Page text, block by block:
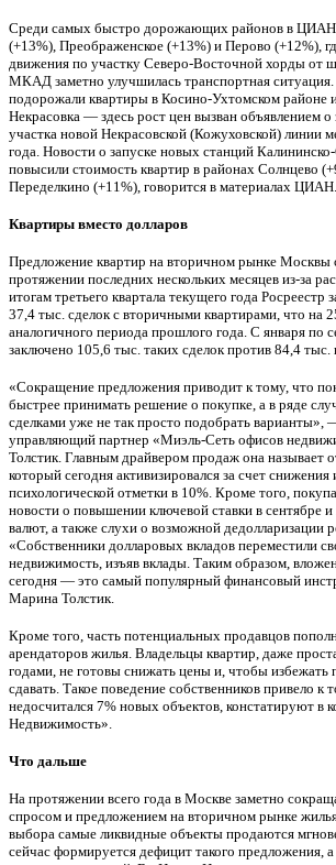
Среди самых быстро дорожающих районов в
(+13%), Преображенское (+13%) и Перово (+12%),
движения по участку Северо-Восточной хорды от
МКАД заметно улучшилась транспортная
подорожали квартиры в Косино-Ухтомском районе
Некрасовка — здесь рост цен вызван объявлением о
участка новой Некрасовской (Кожуховской) линии
года. Новости о запуске новых станций
повысили стоимость квартир в районах Солнцево
Переделкино (+11%), говорится в материалах ЦИАН.
Квартиры вместо долларов
Предложение квартир на вторичном рынке Москвы
протяжении последних нескольких месяцев из-за
итогам третьего квартала текущего года Росреестр
37,4 тыс. сделок с вторичными квартирами, что на
аналогичного периода прошлого года. С января по
заключено 105,6 тыс. таких сделок против 84,4 тыс.
«Сокращение предложения приводит к тому, что
быстрее принимать решение о покупке, а в ряде
сделками уже не так просто подобрать варианты»,
управляющий партнер «Миэль-Сеть офисов
Толстик. Главным драйвером продаж она называет
который сегодня активизировался за счет
психологической отметки в 10%. Кроме того,
новости о повышении ключевой ставки в сентябре и
валют, а также слухи о возможной дедолларизации
«Собственники долларовых вкладов переместили
недвижимость, изъяв вклады. Таким образом,
сегодня — это самый популярный финансовый
Марина Толстик.
Кроме того, часть потенциальных продавцов
арендаторов жилья. Владельцы квартир, даже
годами, не готовы снижать цены и, чтобы избежать
сдавать. Такое поведение собственников привело к
недосчитался 7% новых объектов, констатируют в
Недвижимость».
Что дальше
На протяжении всего года в Москве заметно
спросом и предложением на вторичном рынке
выбора самые ликвидные объекты продаются
сейчас формируется дефицит такого предложения, а